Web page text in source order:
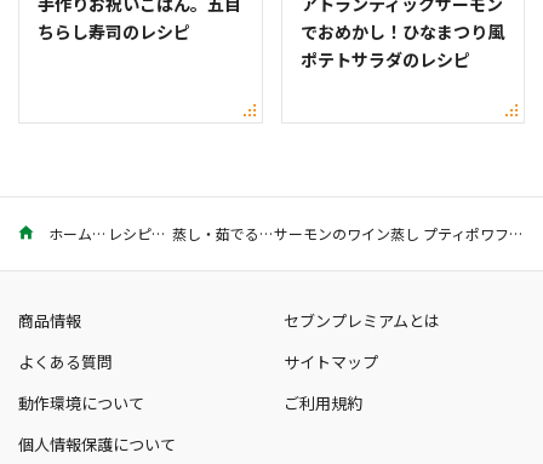
ちらし寿司のレシピ
でおめかし！ひなまつり風
ポテトサラダのレシピ
ホーム レシピ 蒸し・茹でる サーモンのワイン蒸し プティポワフランセーズ【タサン志麻さん考案】
商品情報
セブンプレミアムとは
よくある質問
サイトマップ
動作環境について
ご利用規約
個人情報保護について